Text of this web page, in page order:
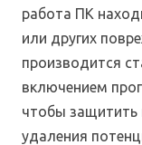
работа ПК
или других
производится
включением
чтобы защитить
удаления